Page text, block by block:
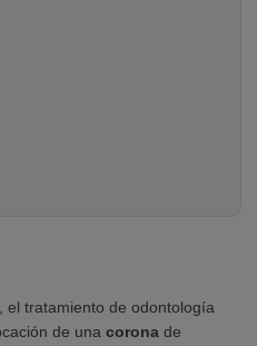
, el tratamiento de odontología
de una corona de